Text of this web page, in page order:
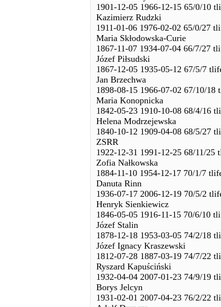
1901-12-05 1966-12-15 65/0/10
Kazimierz Rudzki
1911-01-06 1976-02-02 65/0/27
Maria Skłodowska-Curie
1867-11-07 1934-07-04 66/7/27
Józef Piłsudski
1867-12-05 1935-05-12 67/5/7
Jan Brzechwa
1898-08-15 1966-07-02 67/10/18
Maria Konopnicka
1842-05-23 1910-10-08 68/4/16
Helena Modrzejewska
1840-10-12 1909-04-08 68/5/27
ZSRR
1922-12-31 1991-12-25 68/11/25
Zofia Nałkowska
1884-11-10 1954-12-17 70/1/7
Danuta Rinn
1936-07-17 2006-12-19 70/5/2
Henryk Sienkiewicz
1846-05-05 1916-11-15 70/6/10
Józef Stalin
1878-12-18 1953-03-05 74/2/18
Józef Ignacy Kraszewski
1812-07-28 1887-03-19 74/7/22
Ryszard Kapuściński
1932-04-04 2007-01-23 74/9/19
Borys Jelcyn
1931-02-01 2007-04-23 76/2/22